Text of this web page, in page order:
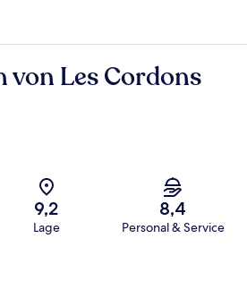
von Les Cordons
9,2
Lage
8,4
Personal & Service